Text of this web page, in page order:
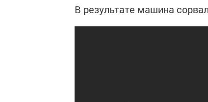
В результате машина